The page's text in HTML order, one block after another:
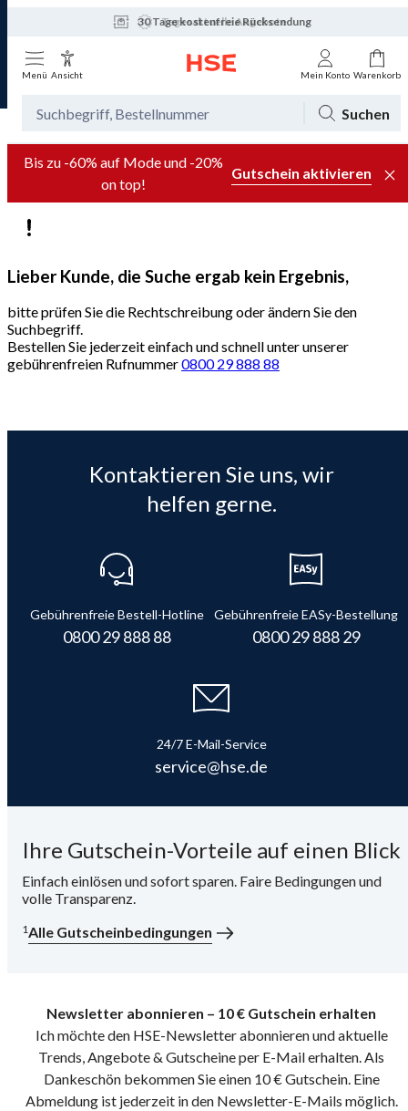
30 Tage kostenfreie Rücksendung
Tagesaktuelle Angebote
Menü Ansicht Mein Konto Warenkorb
Suchen
Bis zu -60% auf Mode und -20%
on top!
Gutschein aktivieren
Lieber Kunde, die Suche ergab kein Ergebnis,
bitte prüfen Sie die Rechtschreibung oder ändern Sie den
Suchbegriff.
Bestellen Sie jederzeit einfach und schnell unter unserer
gebührenfreien Rufnummer0800 29 888 88
Kontaktieren Sie uns, wir
helfen gerne.
Gebührenfreie Bestell-Hotline
0800 29 888 88
Gebührenfreie EASy-Bestellung
0800 29 888 29
24/7 E-Mail-Service
service@hse.de
Ihre Gutschein-Vorteile auf einen Blick
Einfach einlösen und sofort sparen. Faire Bedingungen und
volle Transparenz.
1Alle Gutscheinbedingungen
Newsletter abonnieren – 10 € Gutschein erhalten
Ich möchte den HSE-Newsletter abonnieren und aktuelle
Trends, Angebote & Gutscheine per E-Mail erhalten. Als
Dankeschön bekommen Sie einen 10 € Gutschein. Eine
Abmeldung ist jederzeit in den Newsletter-E-Mails möglich.